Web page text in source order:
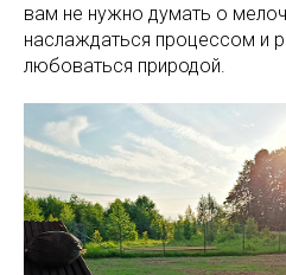
вам не нужно думать о
наслаждаться процессом и
любоваться природой.